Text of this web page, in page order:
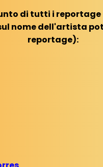
di tutti i
nome dell'artista
reportage):